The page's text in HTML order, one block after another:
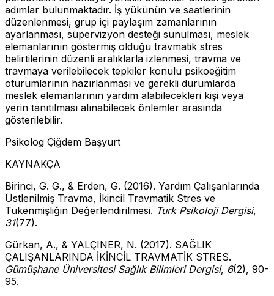
adımlar bulunmaktadır. İş yükünün ve saatlerinin
düzenlenmesi, grup içi paylaşım zamanlarının
ayarlanması, süpervizyon desteği sunulması, meslek
elemanlarının göstermiş olduğu travmatik stres
belirtilerinin düzenli aralıklarla izlenmesi, travma ve
travmaya verilebilecek tepkiler konulu psikoeğitim
oturumlarının hazırlanması ve gerekli durumlarda
meslek elemanlarının yardım alabilecekleri kişi veya
yerin tanıtılması alınabilecek önlemler arasında
gösterilebilir.
Psikolog Çiğdem Başyurt
KAYNAKÇA
Birinci, G. G., & Erden, G. (2016). Yardım Çalışanlarında
Üstlenilmiş Travma, İkincil Travmatik Stres ve
Tükenmişliğin Değerlendirilmesi. Turk Psikoloji Dergisi,
31(77).
Gürkan, A., & YALÇINER, N. (2017). SAĞLIK
ÇALIŞANLARINDA İKİNCİL TRAVMATİK STRES.
Gümüşhane Üniversitesi Sağlık Bilimleri Dergisi, 6(2), 90-
95.